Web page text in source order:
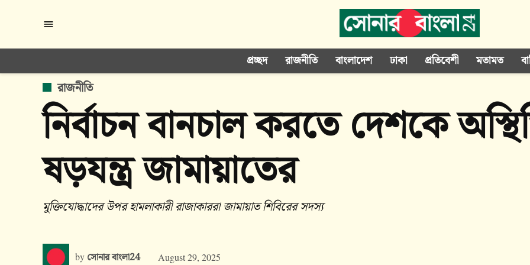
content
প্রচ্ছদ রাজনীতি বাংলাদেশ ঢাকা প্রতিবেশী মতামত
POSTED
IN
রাজনীতি
নির্বাচন বানচাল করতে দেশকে
ষড়যন্ত্র জামায়াতের
মুক্তিযোদ্ধাদের উপর হামলাকারী রাজাকাররা জামায়াত শিবিরের সদস্য
by সোনার বাংলা24 August 29, 2025